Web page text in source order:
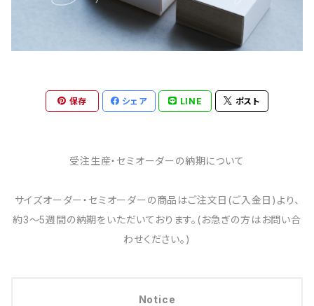
保存 シェア LINE ポスト
受注生産・セミオーダーの納期について
サイズオーダー・セミオーダーの商品はご注文日(ご入金日)より、
約3～5週間の納期をいただいております。(お急ぎの方はお問い合
わせください。)
Notice